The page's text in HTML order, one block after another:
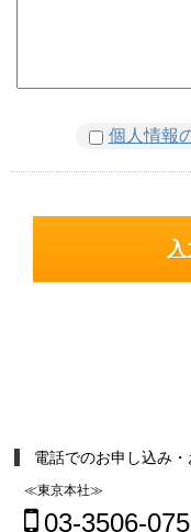
個人情報
電話でのお申し込み
≪東京本社≫
03-3506-